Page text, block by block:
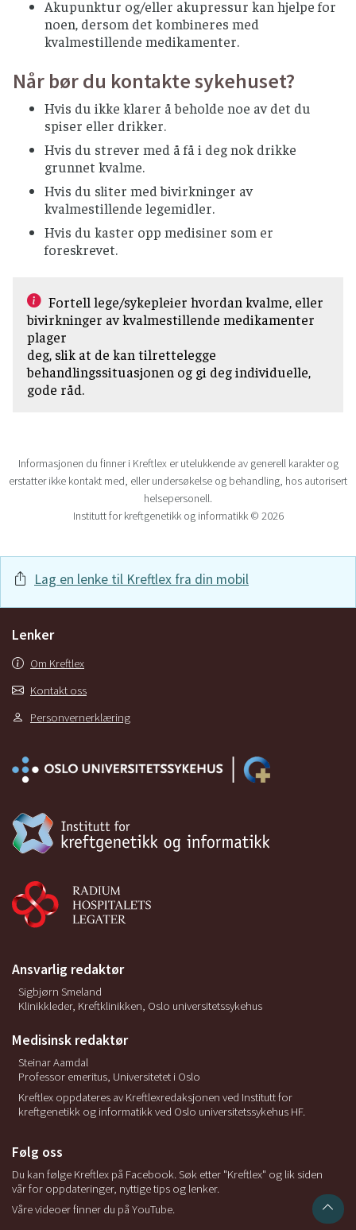
Akupunktur og/eller akupressur kan hjelpe for
noen, dersom det kombineres med
kvalmestillende medikamenter.
Når bør du kontakte sykehuset?
Hvis du ikke klarer å beholde noe av det du
spiser eller drikker.
Hvis du strever med å få i deg nok drikke
grunnet kvalme.
Hvis du sliter med bivirkninger av
kvalmestillende legemidler.
Hvis du kaster opp medisiner som er
foreskrevet.
Fortell lege/sykepleier hvordan kvalme, eller
bivirkninger av kvalmestillende medikamenter
plager
deg, slik at de kan tilrettelegge
behandlingssituasjonen og gi deg individuelle,
gode råd.
Informasjonen du finner i Kreftlex er utelukkende av generell karakter og
erstatter ikke kontakt med, eller undersøkelse og behandling, hos autorisert
helsepersonell.
Institutt for kreftgenetikk og informatikk © 2026
Lag en lenke til Kreftlex fra din mobil
Lenker
Om Kreftlex
Kontakt oss
Personvernerklæring
Ansvarlig redaktør
Sigbjørn Smeland
Klinikkleder, Kreftklinikken, Oslo universitetssykehus
Medisinsk redaktør
Steinar Aamdal
Professor emeritus, Universitetet i Oslo
Kreftlex oppdateres av Kreftlexredaksjonen ved Institutt for
kreftgenetikk og informatikk ved Oslo universitetssykehus HF.
Følg oss
Du kan følge Kreftlex på Facebook. Søk etter "Kreftlex" og lik siden
vår for oppdateringer, nyttige tips og lenker.
Våre videoer finner du på YouTube.